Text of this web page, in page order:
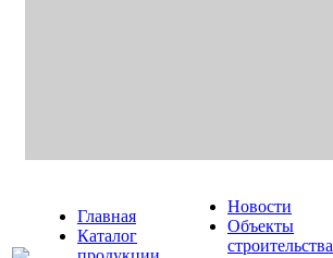
Главная
Каталог
Новости
Объекты
строительства